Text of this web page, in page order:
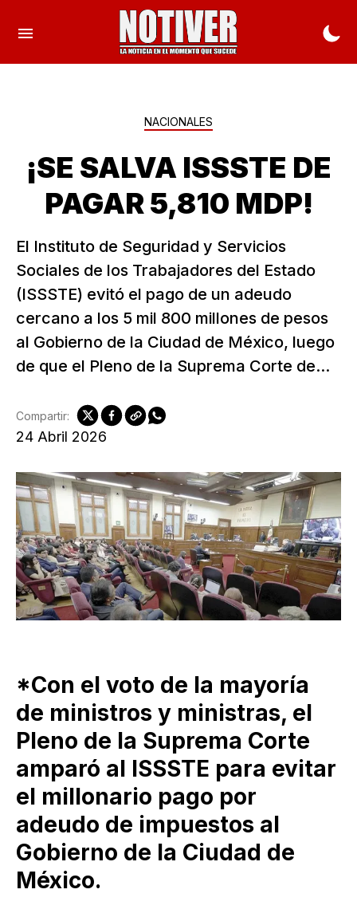
NACIONALES
¡SE SALVA ISSSTE DE
PAGAR 5,810 MDP!
El Instituto de Seguridad y Servicios
Sociales de los Trabajadores del Estado
(ISSSTE) evitó el pago de un adeudo
cercano a los 5 mil 800 millones de pesos
al Gobierno de la Ciudad de México, luego
de que el Pleno de la Suprema Corte de...
24 Abril 2026
Compartir:
*Con el voto de la mayoría
de ministros y ministras, el
Pleno de la Suprema Corte
amparó al ISSSTE para evitar
el millonario pago por
adeudo de impuestos al
Gobierno de la Ciudad de
México.